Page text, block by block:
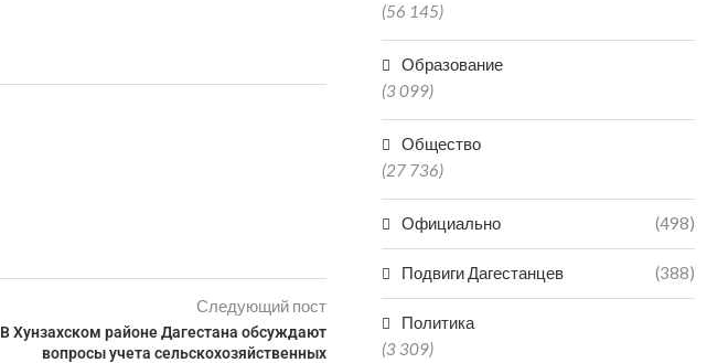
Следующий пост
В Хунзахском районе Дагестана обсуждают
вопросы учета сельскохозяйственных
(56 145)
Образование
(3 099)
Общество
(27 736)
Официально (498)
Подвиги Дагестанцев (388)
Политика
(3 309)